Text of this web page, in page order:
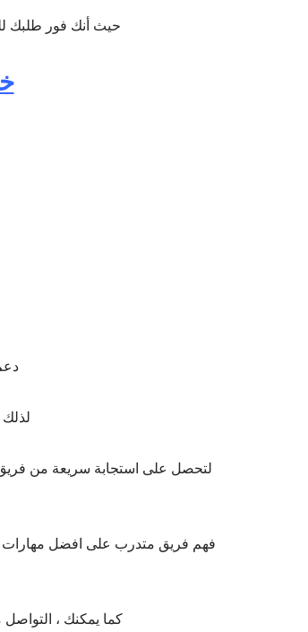
حيث أنك فور طلبك
لتحصل على استجابة سريعة من فريق
فهم فريق متدرب على افضل مهارات
كما يمكنك ،